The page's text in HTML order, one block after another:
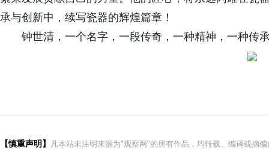
承与创新中，续写瓷器的辉煌篇章！
钟世清，一个名字，一段传奇，一种精神，一种
【慎重声明】
凡本站未注明来源为"观察网"的所有作品，均转载、编译或摘